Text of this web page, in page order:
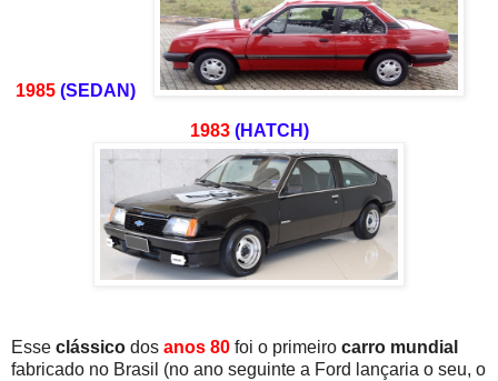
1985(SEDAN)
1983 (HATCH)
Esse clássico dos anos 80 foi o primeiro carro mundial
fabricado no Brasil (no ano seguinte a Ford lançaria o seu, o